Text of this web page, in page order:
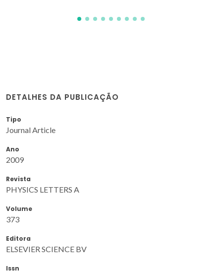
DETALHES DA PUBLICAÇÃO
Tipo
Journal Article
Ano
2009
Revista
PHYSICS LETTERS A
Volume
373
Editora
ELSEVIER SCIENCE BV
Issn